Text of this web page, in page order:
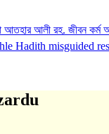
আতহার আলী রহ. জীবন কর্ম
Hadith misguided